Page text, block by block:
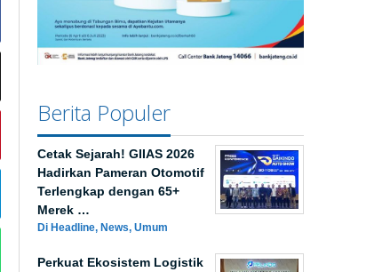
Berita Populer
Cetak Sejarah! GIIAS 2026
Hadirkan Pameran Otomotif
Terlengkap dengan 65+
Merek …
Di Headline, News, Umum
Perkuat Ekosistem Logistik